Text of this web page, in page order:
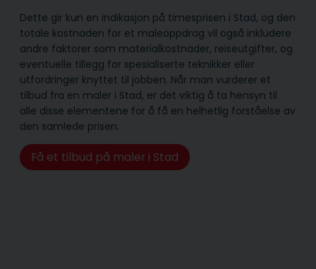
Dette gir kun en indikasjon på timesprisen i Stad, og den
totale kostnaden for et maleoppdrag vil også inkludere
andre faktorer som materialkostnader, reiseutgifter, og
eventuelle tillegg for spesialiserte teknikker eller
utfordringer knyttet til jobben. Når man vurderer et
tilbud fra en maler i Stad, er det viktig å ta hensyn til
alle disse elementene for å få en helhetlig forståelse av
den samlede prisen.
Få et tilbud på maler i Stad